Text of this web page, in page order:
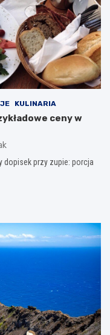
KULINARIA
ceny w
dopisek przy zupie: porcja